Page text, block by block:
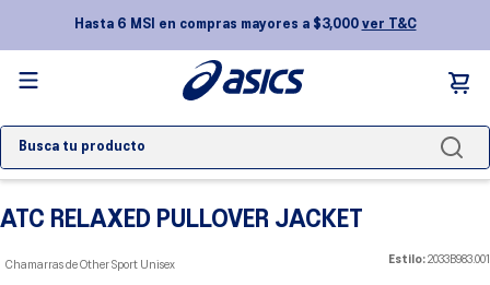
Hasta 6 MSI en compras mayores a $3,000 ver T&C
Busca tu producto
ATC RELAXED PULLOVER JACKET
Chamarras de Other Sport Unisex Estilo: 2033B983.001
1.
novablast 5
2.
gel kayano